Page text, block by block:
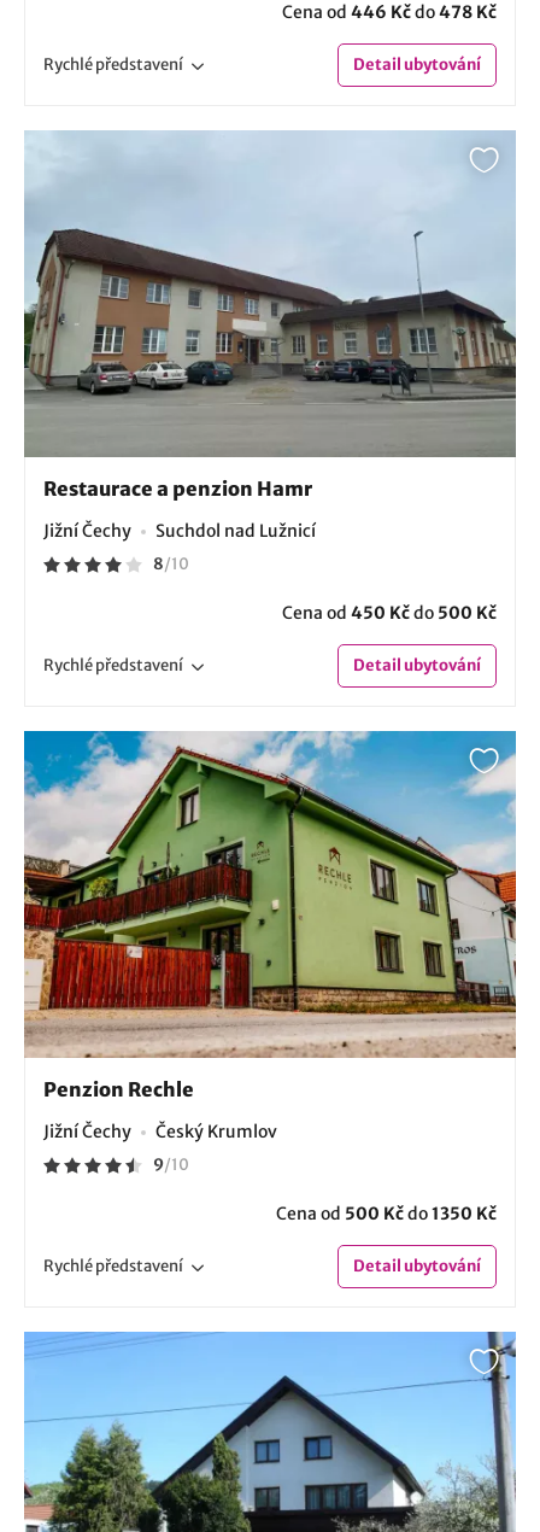
Cena od 446 Kčdo478 Kč
Rychlépředstavení Detailubytování
Restaurace a penzion Hamr
Jižní Čechy Suchdol nad Lužnicí
8/10
Cena od 450 Kčdo 500 Kč
Rychlépředstavení Detailubytování
Penzion Rechle
Jižní Čechy Český Krumlov
9/10
Cena od 500 Kčdo1350 Kč
Rychlépředstavení Detailubytování